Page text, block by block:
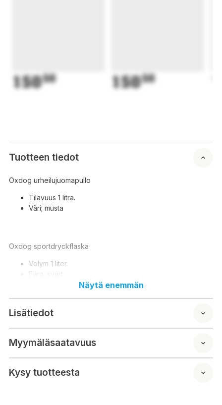
15050 15050
Tuotteen tiedot
Oxdog urheilujuomapullo
Tilavuus 1 litra.
Väri; musta
Oxdog sportdryckflaska
Volym 1 liter.
Färg; svart
Näytä enemmän
Lisätiedot
Myymäläsaatavuus
Kysy tuotteesta